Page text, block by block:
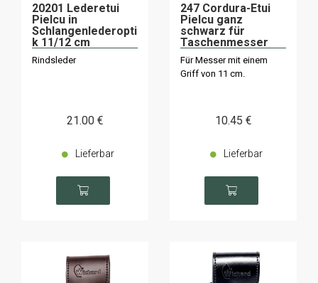
20201 Lederetui
Pielcu in
Schlangenlederopti
k 11/12 cm
Rindsleder
21.00 €
Lieferbar
247 Cordura-Etui
Pielcu ganz
schwarz für
Taschenmesser
Für Messer mit einem
Griff von 11 cm.
10.45 €
Lieferbar